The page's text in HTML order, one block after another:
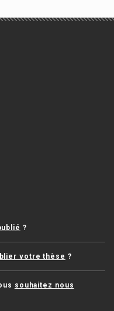
?
votre thèse ?
souhaitez nous